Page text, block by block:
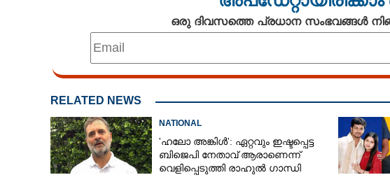
ഒരു ദിവസത്തെ പ്രധാന സംഭവങ്ങൾ
RELATED NEWS
NATIONAL
'ഹലോ അങ്കിൾ': ഏറ്റവും ഇഷ്ടപ്പെട്ട
ബിജെപി നേതാവ് ആരാണെന്ന്
വെളിപ്പെടുത്തി രാഹുൽ ഗാന്ധി